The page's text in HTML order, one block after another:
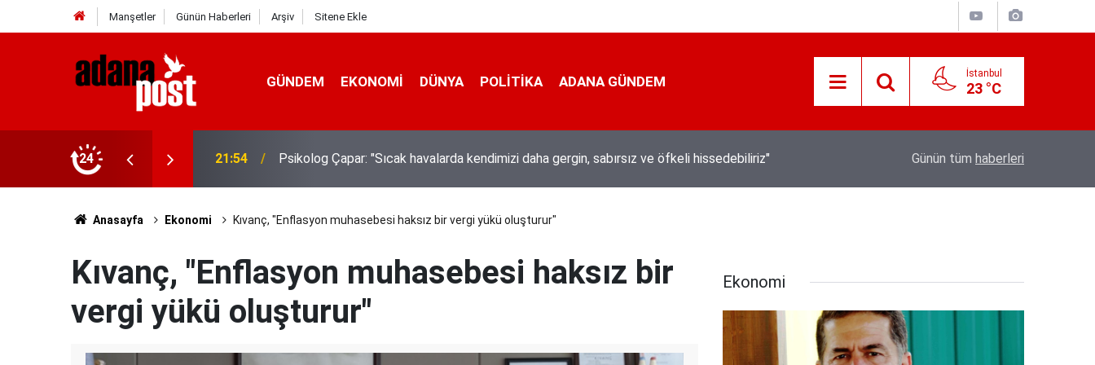
Manşetler Günün Haberleri Arşiv Sitene Ekle
GÜNDEM EKONOMI DÜNYA POLİTİKA ADANA GÜNDEM İstanbul
23 °C
24
sabırsız ve öfkeli hissedebiliriz" 21:49 Kavurucu sıcakta hem kanalda yüzdüler hem karpuz yediler
Yeni İletişim Vizyonu” başlıklı makales
Günün tüm haberleri
Anasayfa Ekonomi Kıvanç, "Enflasyon muhasebesi haksız bir vergi yükü oluşturur"
Kıvanç, "Enflasyon muhasebesi haksız bir
vergi yükü oluşturur"
Ekonomi